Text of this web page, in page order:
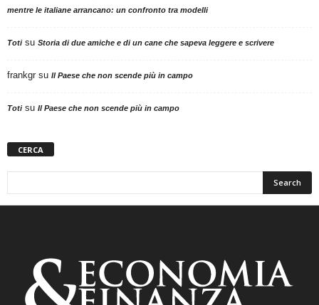
mentre le italiane arrancano: un confronto tra modelli
Totisu Storia di due amiche e di un cane che sapeva leggere e scrivere
frankgr su Il Paese che non scende più in campo
Totisu Il Paese che non scende più in campo
CERCA